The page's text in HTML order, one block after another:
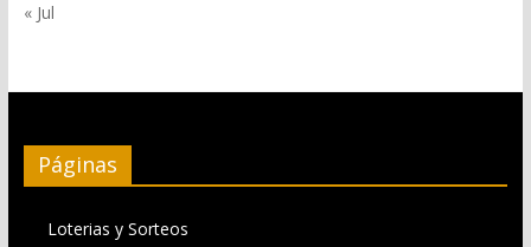
« Jul
Páginas
Loterias y Sorteos